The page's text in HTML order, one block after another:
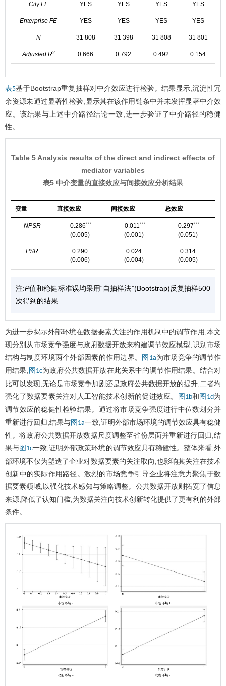
City FE YES YES YES YES
Enterprise FE YES YES YES YES
N 31 808 31 398 31 808 31 801
Adjusted R2 0.666 0.792 0.492 0.154
表5基于Bootstrap重复抽样对中介效应进行检验。结果显示,沉淀性冗
余资源未通过显著性检验,显示其在该作用链条中并未发挥显著中介效
应。该结果与上述中介路径结论一致,进一步验证了中介路径的稳健
性。
Table 5 Analysis results of the direct and indirect effects of
mediator variables
表5 中介变量的直接效应与间接效应分析结果
变量 直接效应 间接效应 总效应
NPSR -0.286***
(0.005)
-0.011***
(0.001)
-0.297***
(0.051)
PSR
0.290
(0.006)
0.024
(0.004)
0.314
(0.005)
注:P值和稳健标准误均采用“自抽样法”(Bootstrap)反复抽样500
次得到的结果
为进一步揭示外部环境在数据要素关注的作用机制中的调节作用,本文
现分别从市场竞争强度与政府数据开放来构建调节效应模型,识别市场
结构与制度环境两个外部因素的作用边界。
图1a为市场竞争的调节作
用结果, 图1c为政府公共数据开放在此关系中的调节作用结果。结合对
比可以发现,无论是市场竞争加剧还是政府公共数据开放的提升,二者均
强化了数据要素关注对人工智能技术创新的促进效应。
图1b和 图1d为
调节效应的稳健性检验结果。通过将市场竞争强度进行中位数划分并
重新进行回归,结果与图1a一致,证明外部市场环境的调节效应具有稳健
性。将政府公共数据开放数据尺度调整至省份层面并重新进行回归,结
果与图1c一致,证明外部政策环境的调节效应具有稳健性。整体来看,外
部环境不仅为塑造了企业对数据要素的关注取向,也影响其关注在技术
创新中的实际作用路径。激烈的市场竞争引导企业将注意力聚焦于数
据要素领域,以强化技术感知与策略调整。公共数据开放则拓宽了信息
来源,降低了认知门槛,为数据关注向技术创新转化提供了更有利的外部
条件。